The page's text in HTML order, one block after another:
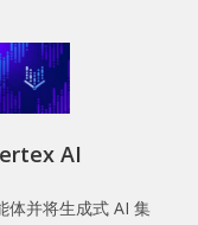
AI
体并将生成式 AI 集